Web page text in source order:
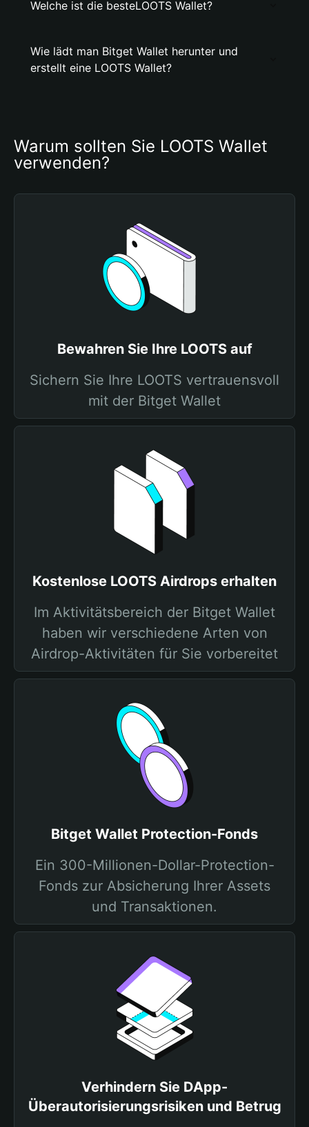
Welche ist die besteLOOTS Wallet?
Wie lädt man Bitget Wallet herunter und
erstellt eine LOOTS Wallet?
Warum sollten Sie LOOTS Wallet
verwenden?
Bewahren Sie Ihre LOOTS auf
Sichern Sie Ihre LOOTS vertrauensvoll
mit der Bitget Wallet
Kostenlose LOOTS Airdrops erhalten
Im Aktivitätsbereich der Bitget Wallet
haben wir verschiedene Arten von
Airdrop-Aktivitäten für Sie vorbereitet
Bitget Wallet Protection-Fonds
Ein 300-Millionen-Dollar-Protection-
Fonds zur Absicherung Ihrer Assets
und Transaktionen.
Verhindern Sie DApp-
Überautorisierungsrisiken und Betrug